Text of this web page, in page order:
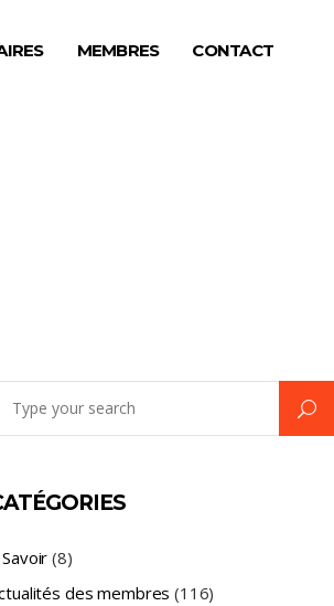
MEMBRES CONTACT
(8)
des membres (116)